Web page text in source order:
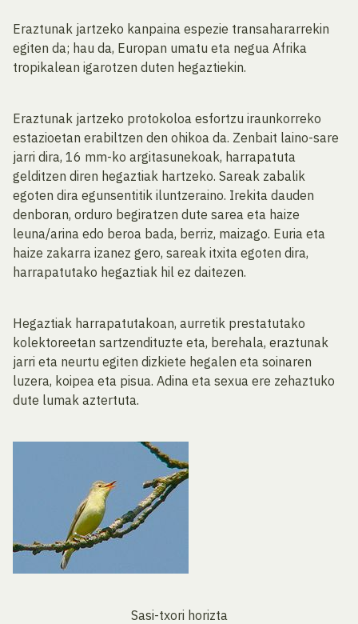
Eraztunak jartzeko kanpaina espezie transahararrekin
egiten da; hau da, Europan umatu eta negua Afrika
tropikalean igarotzen duten hegaztiekin.
Eraztunak jartzeko protokoloa esfortzu iraunkorreko
estazioetan erabiltzen den ohikoa da. Zenbait laino-sare
jarri dira, 16 mm-ko argitasunekoak, harrapatuta
gelditzen diren hegaztiak hartzeko. Sareak zabalik
egoten dira egunsentitik iluntzeraino. Irekita dauden
denboran, orduro begiratzen dute sarea eta haize
leuna/arina edo beroa bada, berriz, maizago. Euria eta
haize zakarra izanez gero, sareak itxita egoten dira,
harrapatutako hegaztiak hil ez daitezen.
Hegaztiak harrapatutakoan, aurretik prestatutako
kolektoreetan sartzendituzte eta, berehala, eraztunak
jarri eta neurtu egiten dizkiete hegalen eta soinaren
luzera, koipea eta pisua. Adina eta sexua ere zehaztuko
dute lumak aztertuta.
Sasi-txori horizta